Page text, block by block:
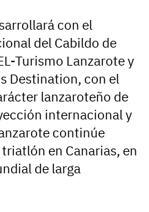
con el
del Cabildo de
Turismo Lanzarote y
Destination, con el
lanzaroteño de
internacional y
continúe
en Canarias, en
de larga